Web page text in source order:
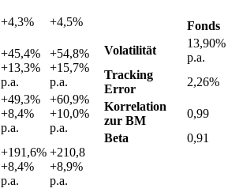
+4,3% +4,5%
+45,4%
+13,3%
p.a.
+54,8%
+15,7%
p.a.
+49,3%
+8,4%
p.a.
+60,9%
+10,0%
p.a.
+191,6%
+8,4%
p.a.
+210,8
+8,9%
p.a.
Fonds
Volatilität
13,90%
p.a.
Tracking
Error
2,26%
Korrelation
zur BM
0,99
Beta
0,91